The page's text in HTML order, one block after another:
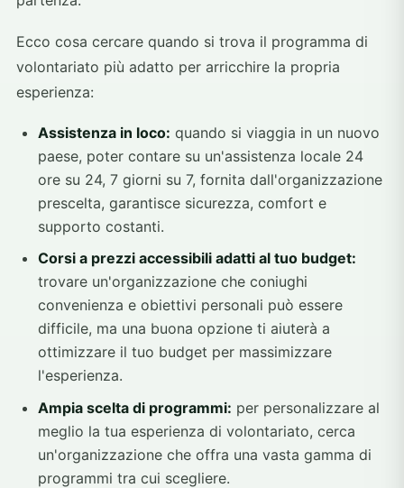
Ecco cosa cercare quando si trova il programma di
volontariato più adatto per arricchire la propria
esperienza:
Assistenza in loco: quando si viaggia in un nuovo
paese, poter contare su un'assistenza locale 24
ore su 24, 7 giorni su 7, fornita dall'organizzazione
prescelta, garantisce sicurezza, comfort e
supporto costanti.
Corsi a prezzi accessibili adatti al tuo budget:
trovare un'organizzazione che coniughi
convenienza e obiettivi personali può essere
difficile, ma una buona opzione ti aiuterà a
ottimizzare il tuo budget per massimizzare
l'esperienza.
Ampia scelta di programmi: per personalizzare al
meglio la tua esperienza di volontariato, cerca
un'organizzazione che offra una vasta gamma di
programmi tra cui scegliere.